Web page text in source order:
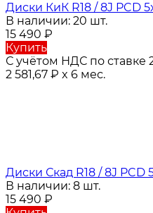
Диски КиК R18 / 8J PCD
В наличии: 20 шт.
15 490 ₽
Купить
С учётом НДС по ставке
2 581,67 ₽ x 6 мес.
Диски Скад R18 / 8J PCD
В наличии: 8 шт.
15 490 ₽